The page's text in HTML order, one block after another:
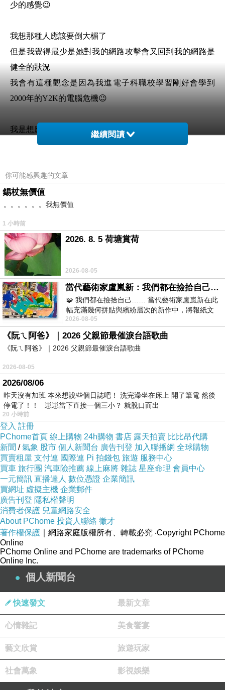
少的感覺😉
我想那種人應該要倒大楣了
但是我覺得最少是她對我的網路攻擊會又回到我的網路是
健全的狀況
我會有這種觀念是因為我進電子科職校學習剛好會學到
2000年的Y2K的電腦危機😉
我是想應該一剛開始她就不知道有這樣
所以也就知道她不知道有什麼雲端印碟
夜路走多了總會碰到鬼
這樣知道她不懂得這種事
當然知道她不懂得跟人家打網路遊戲
所以可以在看看她是怎麼跟人家掰是人家的朋友😁
人家只是要進行硬碟維護
她就在亂想說是我部落格怎樣了
看她在那邊空歡喜🤣
我倒是想知道她還能在欺騙別人多久
但另外的一方面
我覺得我的部落格或者其他PO文空間能回到原來樣子就好
😁
前面有說她空轉了二十幾年
我想也包括這個😉
因為有經過訓練
我很能看得出那個是出自於她
哪個是人家公司本來就是要進行維護😉
不過話說回來
這個時代的網路使用者那個會不知道👀
下一篇：同儕及兩性相處經驗(2)
繼續閱讀
你可能感興趣的文章
錫杖無價值
。。。。。。我無價值
1 小時前
2026. 8. 5 荷塘賞荷
2026-08-05
當代藝術家盧嵐新：我們都在撿拾自己，將散落的情緒與碎片，拼回生命完整的輪廓
🧩 我們都在撿拾自己…… 當代藝術家盧嵐新在此
幅充滿幾何拼貼與繽紛層次的新作中，將報紙文
字、彩色剪紙與明亮顏料層層
2026-08-05
《阮ㄟ阿爸》｜2026 父親節最催淚台語歌曲
《阮ㄟ阿爸》｜2026 父親節最催淚台語歌曲
2026-08-05
2026/08/06
昨天沒有加班 本來想說些個日誌吧！ 洗完澡坐在床上 開了筆電 然後
停電了！！ 崽崽當下直接一個三小？ 就脫口而出
20 小時前
登入 註冊
PChome首頁 線上購物 24h購物 書店 露天拍賣 比比昂代購
新聞 /氣象 股市 個人新聞台 廣告刊登 加入聯播網 全球購物
買賣租屋 支付連 國際連 Pi 拍錢包 旅遊 服務中心
買車 旅行團 汽車險推薦 線上麻將 雜誌 星座命理 會員中心
一元簡訊 直播達人 數位憑證 企業簡訊
買網址 虛擬主機 企業郵件
廣告刊登 隱私權聲明
消費者保護 兒童網路安全
About PChome 投資人聯絡 徵才
著作權保護 ｜網路家庭版權所有、轉載必究 ‧Copyright PChome
Online
PChome Online and PChome are trademarks of PChome
Online Inc.
個人新聞台
快速發文 最新文章
心情雜記 美食饗宴
藝文欣賞 旅遊玩家
社會萬象 影視娛樂